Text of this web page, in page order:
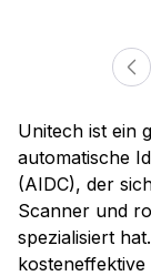
Unitech ist ein
automatische
(AIDC), der
Scanner und
spezialisiert